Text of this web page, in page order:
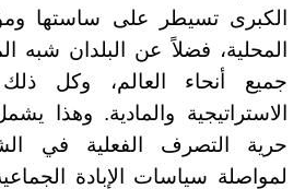
الكبرى تسيطر على ساستها
المحلية، فضلاً عن البلدان شبه
جميع أنحاء العالم، وكل
الاستراتيجية والمادية. وهذا
حرية التصرف الفعلية في
لمواصلة سياسات الإبادة